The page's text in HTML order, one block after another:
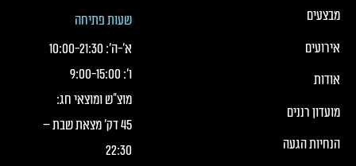
כותרת תחתונה של העמוד
כותרת תחונה של העמוד עם קישורי תפריט
מבצעים
אירועים
אודות
מועדון רננים
הנחיות הגעה
שעות פתיחה
א׳-ה׳:
10:00-21:30
ו׳:
9:00-15:00
מוצ"ש ומוצאי חג:
45 דק' מצאת שבת –
22:30